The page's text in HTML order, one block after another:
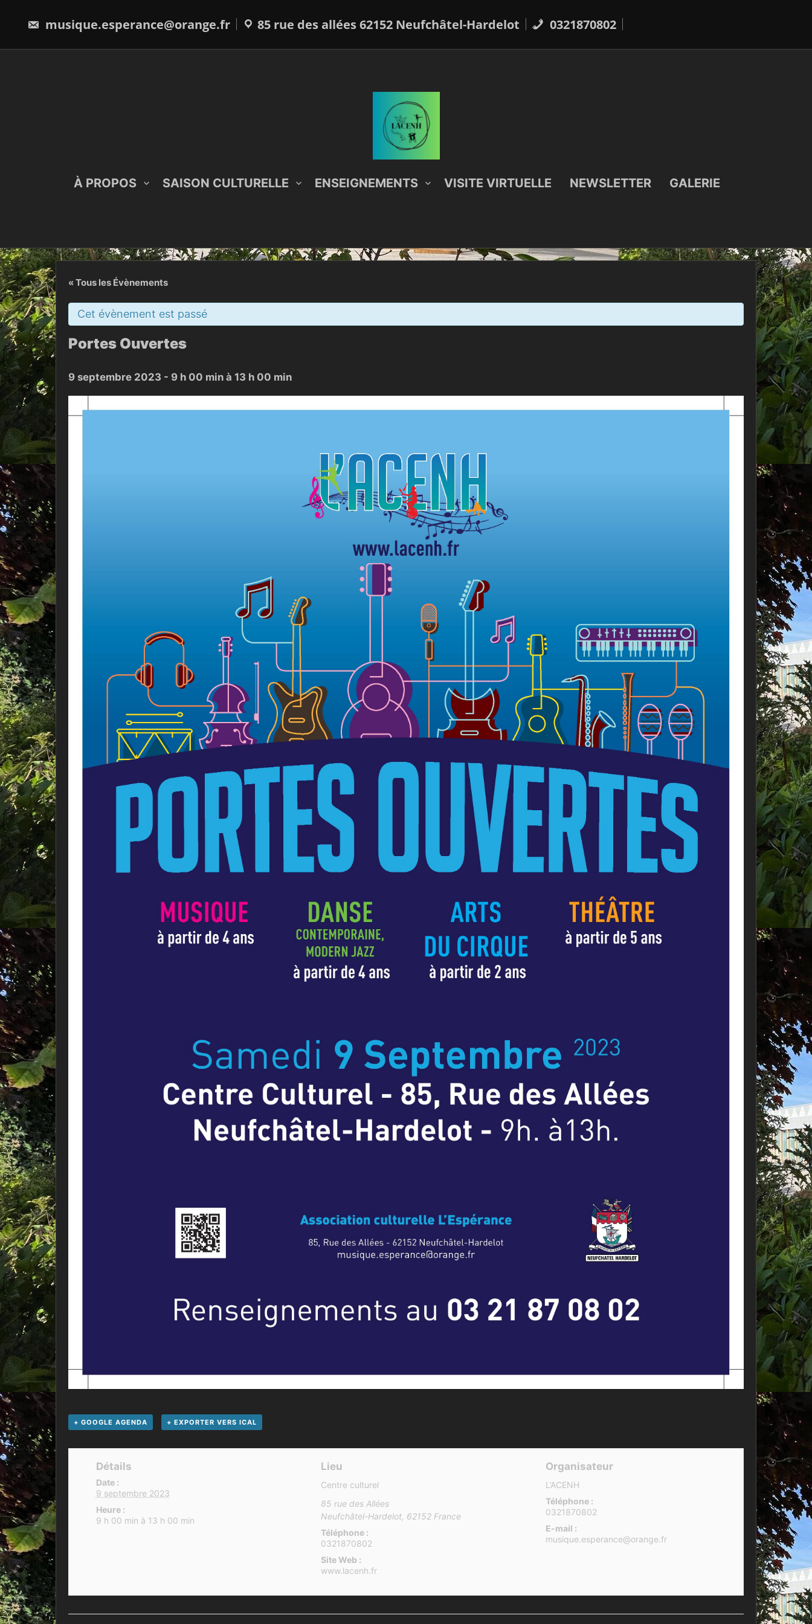
content
musique.esperance@orange.fr 85 rue des allées 62152 Neufchâtel-Hardelot 0321870802
À PROPOS SAISON CULTURELLE ENSEIGNEMENTS VISITE VIRTUELLE NEWSLETTER GALERIE
« Tous les Évènements
Cet évènement est passé
Portes Ouvertes
9 septembre 2023 - 9 h 00 min à 13 h 00 min
+ GOOGLE AGENDA + EXPORTER VERS ICAL
Détails
Date :
9 septembre 2023
Heure :
9 h 00 min à 13 h 00 min
Lieu
Centre culturel
85 rue des Allées
Neufchâtel-Hardelot, 62152 France
Téléphone :
0321870802
Site Web :
www.lacenh.fr
Organisateur
L’ACENH
Téléphone :
0321870802
E-mail :
musique.esperance@orange.fr